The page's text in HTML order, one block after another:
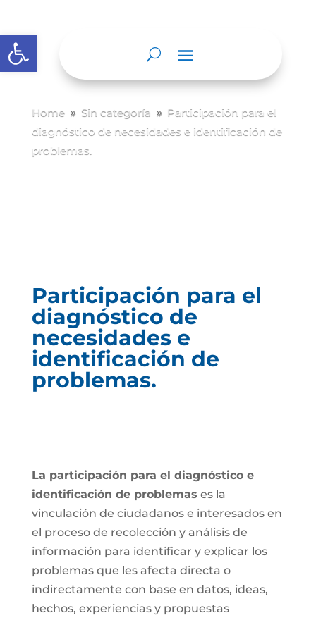
Abrir barra de herramientas
Home 9 Sin categoría 9 Participación para el
diagnóstico de necesidades e identificación de
problemas.
Participación para el
diagnóstico de
necesidades e
identificación de
problemas.
La participación para el diagnóstico e
identificación de problemas es la
vinculación de ciudadanos e interesados en
el proceso de recolección y análisis de
información para identificar y explicar los
problemas que les afecta directa o
indirectamente con base en datos, ideas,
hechos, experiencias y propuestas